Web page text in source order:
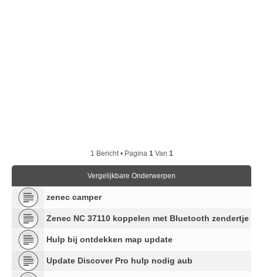
1 Bericht • Pagina 1 Van 1
Vergelijkbare Onderwerpen
zenec camper
Zenec NC 37110 koppelen met Bluetooth zendertje
Hulp bij ontdekken map update
Update Discover Pro hulp nodig aub